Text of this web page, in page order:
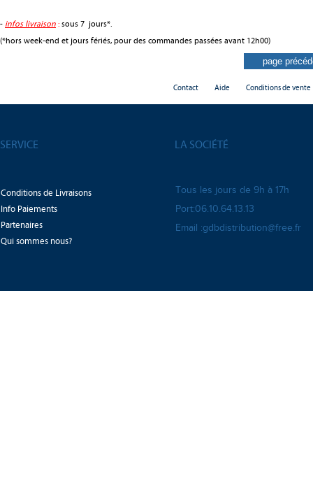
- infos livraison : sous 7 jours*.
(*hors week-end et jours fériés, pour des commandes passées avant 12h00)
Contact Aide Conditions de vente
SERVICE LA SOCIÉTÉ
Conditions de Livraisons
Info Paiements
Partenaires
Qui sommes nous?
Tous les jours de 9h à 17h
Port:06.10.64.13.13
Email :gdbdistribution@free.fr